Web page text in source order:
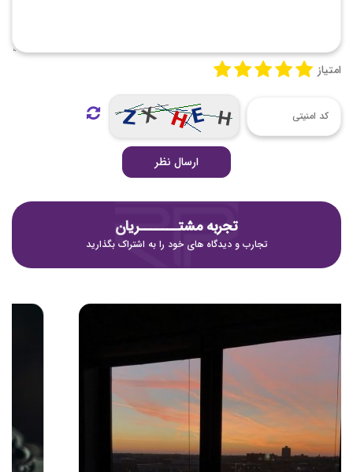
امتیاز
ارسال نظر
تجربه مشتـــــــریان
تجارب و دیدگاه های خود را به اشتراک بگذارید